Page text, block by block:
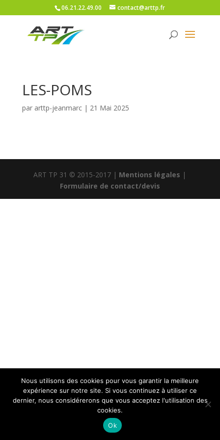
06.21.22.49.00 contact@arttp.fr
LES-POMS
par arttp-jeanmarc| 21 Mai 2025
ART TP 31 © 2015-2017 | Mentions légales |
Formulaire de contact/devis
Nous utilisons des cookies pour vous garantir la meilleure
expérience sur notre site. Si vous continuez à utiliser ce
dernier, nous considérerons que vous acceptez l'utilisation des
cookies.
Ok